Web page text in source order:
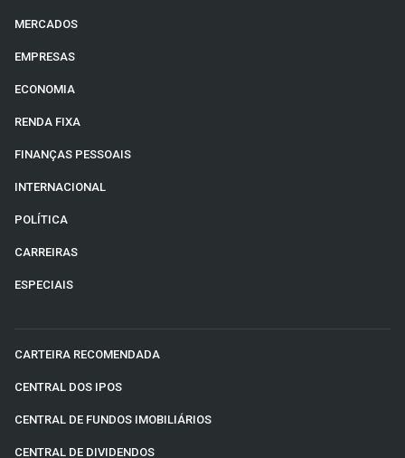
MERCADOS
EMPRESAS
ECONOMIA
RENDA FIXA
FINANÇAS PESSOAIS
INTERNACIONAL
POLÍTICA
CARREIRAS
ESPECIAIS
CARTEIRA RECOMENDADA
CENTRAL DOS IPOS
CENTRAL DE FUNDOS IMOBILIÁRIOS
CENTRAL DE DIVIDENDOS